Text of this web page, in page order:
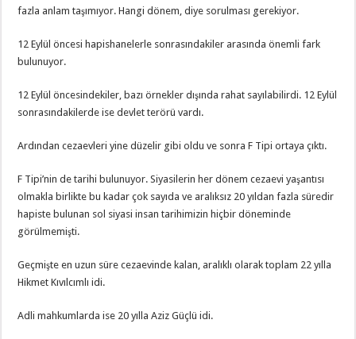
fazla anlam taşımıyor. Hangi dönem, diye sorulması gerekiyor.
12 Eylül öncesi hapishanelerle sonrasındakiler arasında önemli fark
bulunuyor.
12 Eylül öncesindekiler, bazı örnekler dışında rahat sayılabilirdi. 12 Eylül
sonrasındakilerde ise devlet terörü vardı.
Ardından cezaevleri yine düzelir gibi oldu ve sonra F Tipi ortaya çıktı.
F Tipi’nin de tarihi bulunuyor. Siyasilerin her dönem cezaevi yaşantısı
olmakla birlikte bu kadar çok sayıda ve aralıksız 20 yıldan fazla süredir
hapiste bulunan sol siyasi insan tarihimizin hiçbir döneminde
görülmemişti.
Geçmişte en uzun süre cezaevinde kalan, aralıklı olarak toplam 22 yılla
Hikmet Kıvılcımlı idi.
Adli mahkumlarda ise 20 yılla Aziz Güçlü idi.